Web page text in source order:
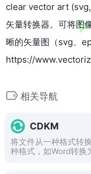
clear vector art
矢量转换器。可将图
晰的矢量图（svg、
https://
相关导航
CDKM
将文件从一种格式转
种格式，如Word转换